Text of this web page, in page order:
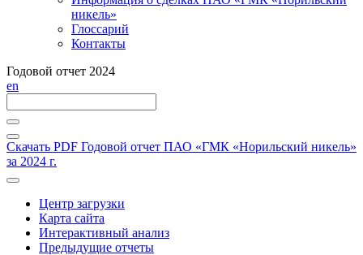
никель»
Глоссарий
Контакты
Годовой отчет 2024
en
Скачать PDF Годовой отчет ПАО «ГМК «Норильский никель»
за 2024 г.
Центр загрузки
Карта сайта
Интерактивный анализ
Предыдущие отчеты